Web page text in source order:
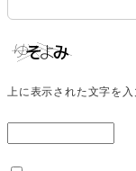
上に表示された文字を入